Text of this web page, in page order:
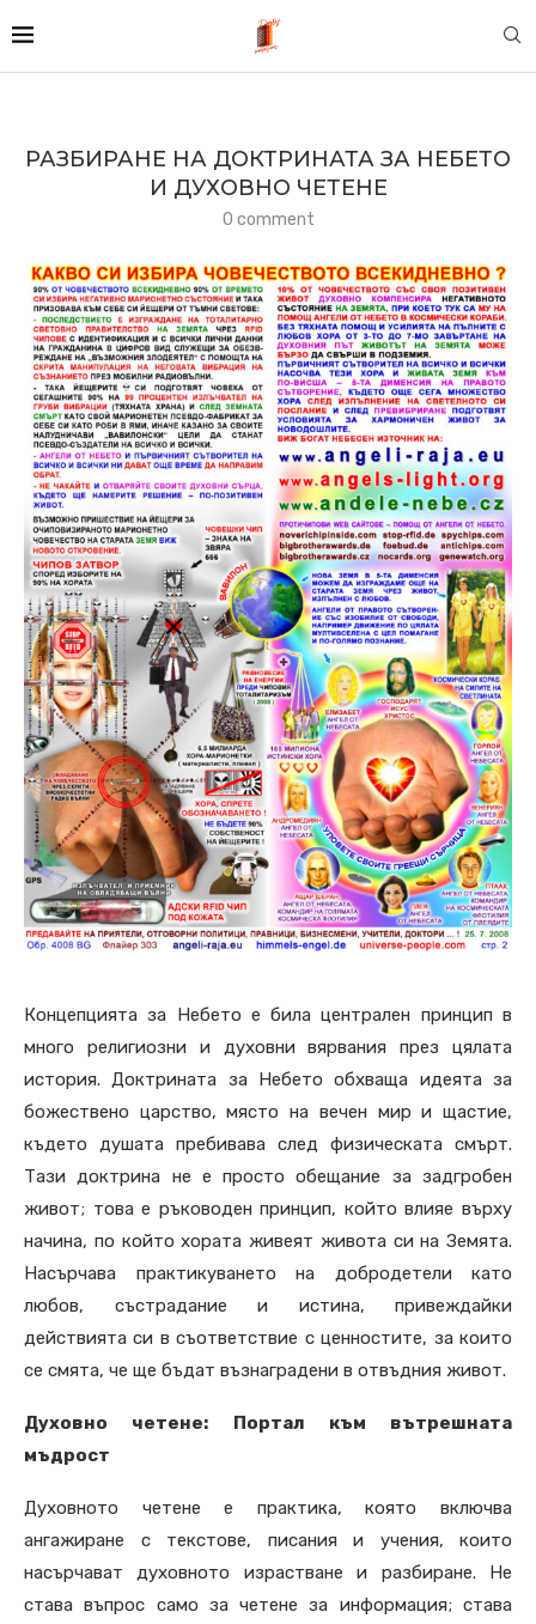
РАЗБИРАНЕ НА ДОКТРИНАТА ЗА НЕБЕТО
И ДУХОВНО ЧЕТЕНЕ
0 comment
Концепцията за Небето е била централен принцип в
много религиозни и духовни вярвания през цялата
история. Доктрината за Небето обхваща идеята за
божествено царство, място на вечен мир и щастие,
където душата пребивава след физическата смърт.
Тази доктрина не е просто обещание за задгробен
живот; това е ръководен принцип, който влияе върху
начина, по който хората живеят живота си на Земята.
Насърчава практикуването на добродетели като
любов, състрадание и истина, привеждайки
действията си в съответствие с ценностите, за които
се смята, че ще бъдат възнаградени в отвъдния живот.
Духовно четене: Портал към вътрешната
мъдрост
Духовното четене е практика, която включва
ангажиране с текстове, писания и учения, които
насърчават духовното израстване и разбиране. Не
става въпрос само за четене за информация; става